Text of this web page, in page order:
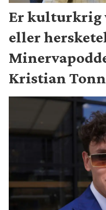
Er kulturkrig
eller
Kristian